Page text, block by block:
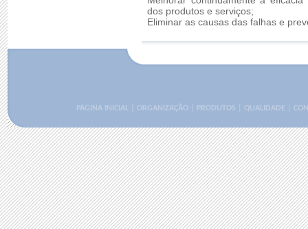
dos produtos e serviços;
Eliminar as causas das falhas e
PÁGINA INICIAL| ORGANIZAÇÃO| PRODUTOS QUALIDADE